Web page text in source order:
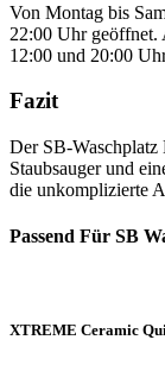
Von Montag bis
22:00 Uhr geöffnet.
12:00 und 20:00
Fazit
Der SB-
Staubsauger und
die unkomplizierte
Passend Für SB
XTREME Ceramic